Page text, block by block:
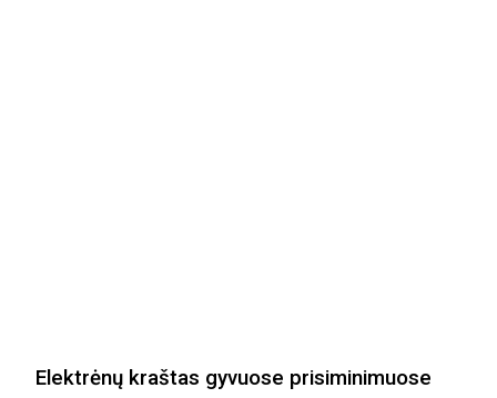
Elektrėnų kraštas gyvuose prisiminimuose